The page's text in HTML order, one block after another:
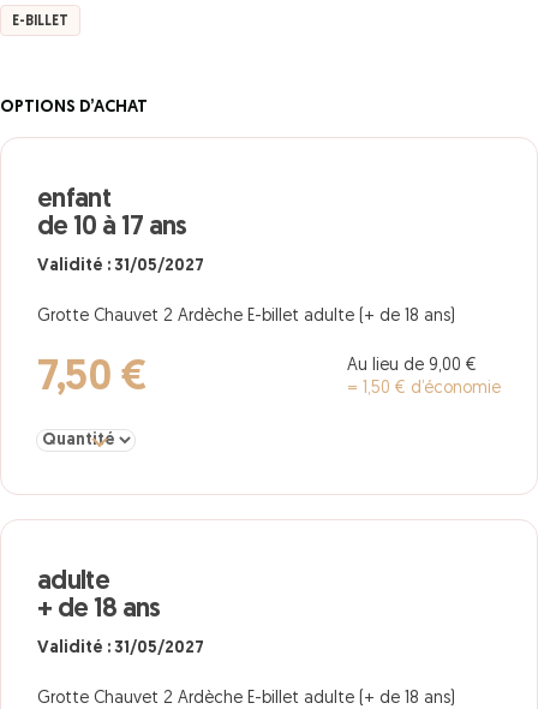
E-BILLET
OPTIONS D’ACHAT
enfant
de 10 à 17 ans
Validité : 31/05/2027
Grotte Chauvet 2 Ardèche E-billet adulte (+ de 18 ans)
7,50 €
Au lieu de 9,00 €
= 1,50 € d’économie
Sélectionner la quantité pour enfant de 10 à 17 ans
adulte
+ de 18 ans
Validité : 31/05/2027
Grotte Chauvet 2 Ardèche E-billet adulte (+ de 18 ans)